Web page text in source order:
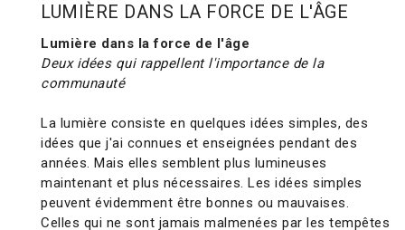
LUMIÈRE DANS LA FORCE DE L'ÂGE
Lumière dans la force de l'âge
Deux idées qui rappellent l'importance de la
communauté
La lumière consiste en quelques idées simples, des
idées que j'ai connues et enseignées pendant des
années. Mais elles semblent plus lumineuses
maintenant et plus nécessaires. Les idées simples
peuvent évidemment être bonnes ou mauvaises.
Celles qui ne sont jamais malmenées par les tempêtes